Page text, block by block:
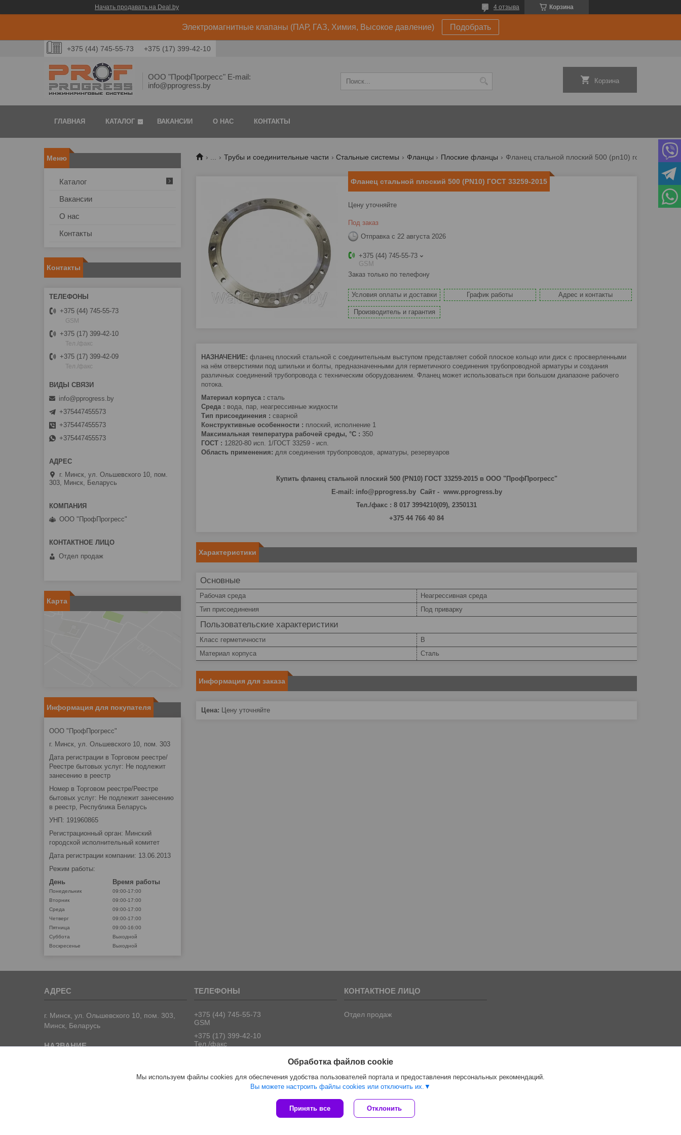
Начать продавать на Deal.by Корзина
4 отзыва
Электромагнитные клапаны (ПАР, ГАЗ, Химия, Высокое давление) Подобрать
+375 (44) 745-55-73 +375 (17) 399-42-10
ООО "ПрофПрогресс" E-mail:
info@pprogress.by
Корзина
ГЛАВНАЯ КАТАЛОГ ВАКАНСИИ О НАС КОНТАКТЫ
... Трубы и соединительные части Стальные системы Фланцы Плоские фланцы
Фланец стальной плоский 500 (PN10) ГОСТ 33259-2015
Цену уточняйте
Под заказ
Отправка с 22 августа 2026
+375 (44) 745-55-73
GSM
Заказ только по телефону
Условия оплаты и доставки График работы Адрес и контакты
Производитель и гарантия
НАЗНАЧЕНИЕ: фланец плоский стальной с соединительным выступом представляет собой плоское кольцо или диск с просверленными
на нём отверстиями под шпильки и болты, предназначенными для герметичного соединения трубопроводной арматуры и создания
различных соединений трубопровода с техническим оборудованием. Фланец может использоваться при большом диапазоне рабочего
потока.
Материал корпуса : сталь
Среда : вода, пар, неагрессивные жидкости
Тип присоединения : сварной
Конструктивные особенности : плоский, исполнение 1
Максимальная температура рабочей среды, °С : 350
ГОСТ : 12820-80 исп. 1/ГОСТ 33259 - исп.
Область применения: для соединения трубопроводов, арматуры, резервуаров
Купить фланец стальной плоский 500 (PN10) ГОСТ 33259-2015 в ООО "ПрофПрогресс"
E-mail: info@pprogress.by Сайт - www.pprogress.by
Тел./факс : 8 017 3994210(09), 2350131
+375 44 766 40 84
Характеристики
Основные
Рабочая среда
Неагрессивная среда
Тип присоединения
Под приварку
Пользовательские характеристики
Класс герметичности
В
Материал корпуса
Сталь
Информация для заказа
Цена: Цену уточняйте
Каталог
Вакансии
О нас
Контакты
Контакты
+375 (44) 745-55-73
GSM
+375 (17) 399-42-10
Тел./факс
+375 (17) 399-42-09
Тел./факс
info@pprogress.by
+375447455573
+375447455573
+375447455573
г. Минск, ул. Ольшевского 10, пом.
303, Минск, Беларусь
ООО "ПрофПрогресс"
Отдел продаж
Карта
Информация для покупателя
ООО "ПрофПрогресс"
г. Минск, ул. Ольшевского 10, пом. 303
Дата регистрации в Торговом реестре/
Реестре бытовых услуг: Не подлежит
занесению в реестр
Номер в Торговом реестре/Реестре
бытовых услуг: Не подлежит занесению
в реестр, Республика Беларусь
УНП: 191960865
Регистрационный орган: Минский
городской исполнительный комитет
Дата регистрации компании: 13.06.2013
Режим работы:
День
Время работы
Понедельник
09:00-17:00
Вторник
09:00-17:00
Среда
09:00-17:00
Четверг
09:00-17:00
Пятница
09:00-16:00
Суббота
Выходной
Воскресенье
Выходной
г. Минск, ул. Ольшевского 10, пом. 303,
Минск, Беларусь
+375 (44) 745-55-73
GSM
+375 (17) 399-42-10
Тел./факс
Отдел продаж
Сайт создан на платформе Deal.by
Политика обработки файлов cookies
Обработка файлов cookie
Мы используем файлы cookies для обеспечения удобства пользователей портала и предоставления персональных рекомендаций.
Вы можете настроить файлы cookies или отключить их.
Принять все Отклонить